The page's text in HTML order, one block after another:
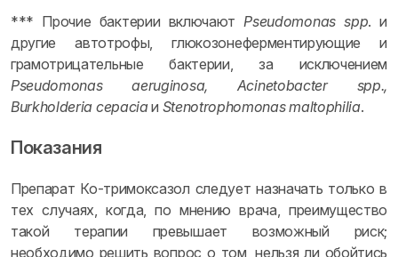
*** Прочие бактерии включаютPseudomonas spp. и
другие автотрофы, глюкозонеферментирующие и
грамотрицательные бактерии, за исключением
Pseudomonas aeruginosa, Acinetobacter spp.,
Burkholderia cepaciaи Stenotrophomonas maltophilia.
Показания
Препарат Ко-тримоксазол следует назначать только в
тех случаях, когда, по мнению врача, преимущество
такой терапии превышает возможный риск;
необходимо решить вопрос о том, нельзя ли обойтись